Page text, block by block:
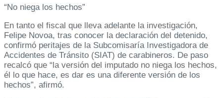
“No niega los hechos”
En tanto el fiscal que lleva adelante la investigación,
Felipe Novoa, tras conocer la declaración del detenido,
confirmó peritajes de la Subcomisaría Investigadora de
Accidentes de Tránsito (SIAT) de carabineros. De paso
recalcó que “la versión del imputado no niega los hechos,
él lo que hace, es dar es una diferente versión de los
hechos”, afirmó.